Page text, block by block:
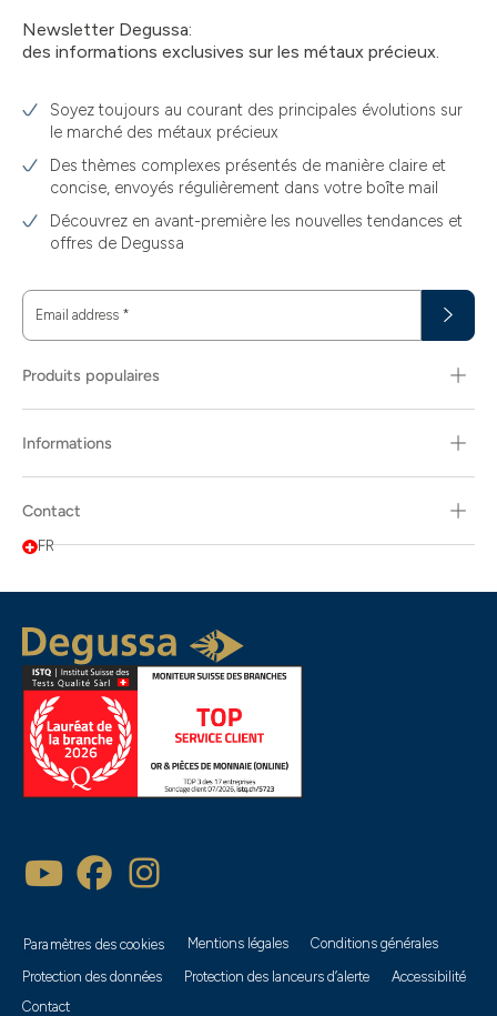
Newsletter Degussa:
des informations exclusives sur les métaux précieux.
Soyez toujours au courant des principales évolutions sur
le marché des métaux précieux
Des thèmes complexes présentés de manière claire et
concise, envoyés régulièrement dans votre boîte mail
Découvrez en avant-première les nouvelles tendances et
offres de Degussa
Email address *
Produits populaires
Informations
Contact
FR
Paramètres des cookies Mentions légales
Conditions générales
Protection des données
Protection des lanceurs d’alerte
Accessibilité
Contact